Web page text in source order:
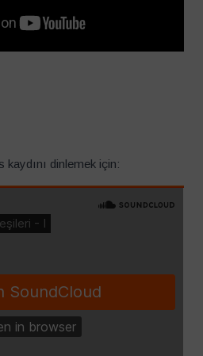
kaydını dinlemek için: